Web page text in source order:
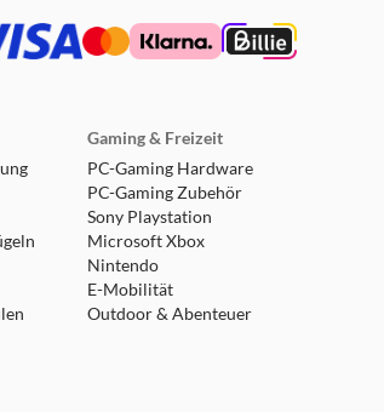
Gaming & Freizeit
PC-Gaming Hardware
PC-Gaming Zubehör
Sony Playstation
Microsoft Xbox
Nintendo
E-Mobilität
Outdoor & Abenteuer